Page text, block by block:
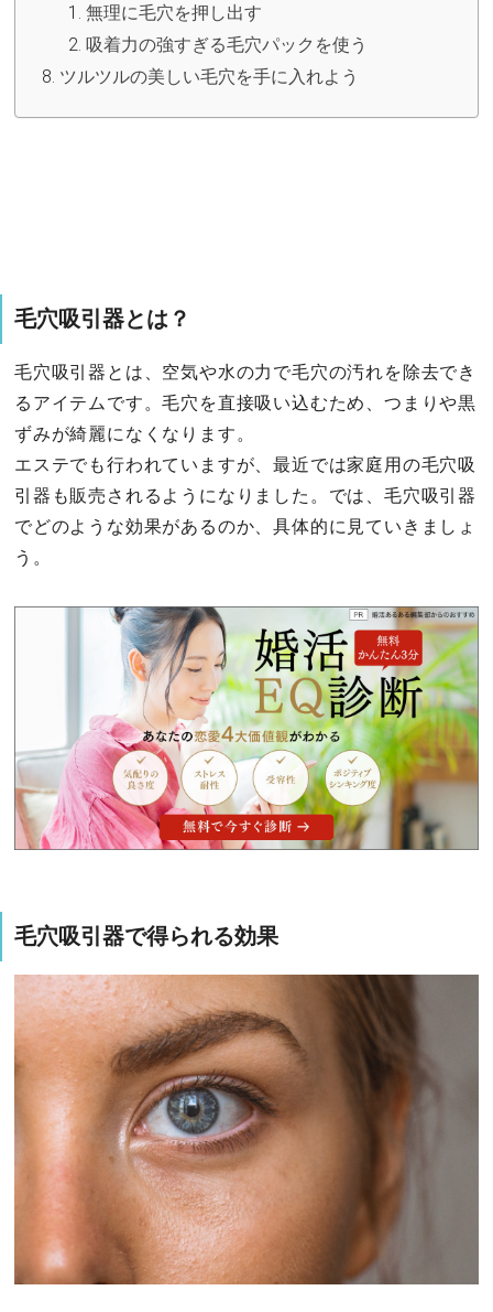
無理に毛穴を押し出す
吸着力の強すぎる毛穴パックを使う
ツルツルの美しい毛穴を手に入れよう
毛穴吸引器とは？
毛穴吸引器とは、空気や水の力で毛穴の汚れを除去でき
るアイテムです。毛穴を直接吸い込むため、つまりや黒
ずみが綺麗になくなります。
エステでも行われていますが、最近では家庭用の毛穴吸
引器も販売されるようになりました。では、毛穴吸引器
でどのような効果があるのか、具体的に見ていきましょ
う。
毛穴吸引器で得られる効果